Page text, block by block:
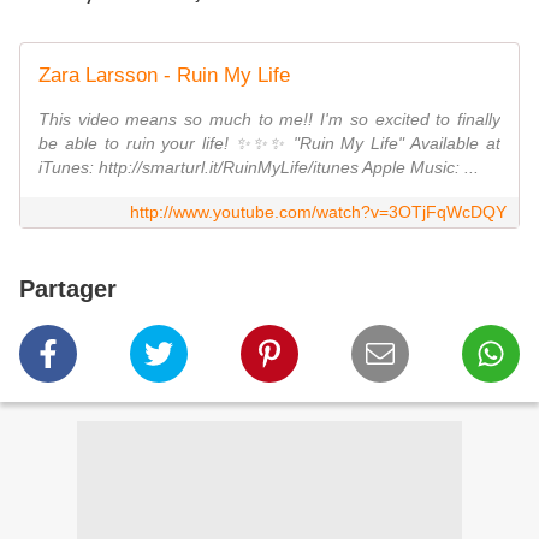
Zara Larsson - Ruin My Life
This video means so much to me!! I'm so excited to finally
be able to ruin your life! ✨✨✨ "Ruin My Life" Available at
iTunes: http://smarturl.it/RuinMyLife/itunes Apple Music: ...
http://www.youtube.com/watch?v=3OTjFqWcDQY
Partager